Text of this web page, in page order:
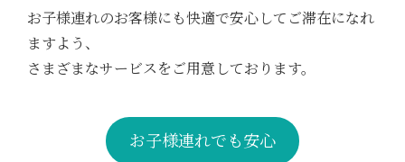
お子様連れのお客様にも快適で安心してご滞在になれ
ますよう、
さまざまなサービスをご用意しております。
お子様連れでも安心